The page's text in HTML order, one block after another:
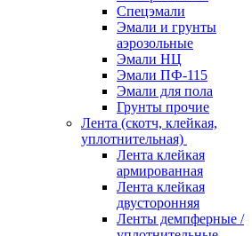
Спецэмали
Эмали и грунты
аэрозольные
Эмали НЦ
Эмали ПФ-115
Эмали для пола
Грунты прочие
Лента (скотч, клейкая,
уплотнительная)
Лента клейкая
армированная
Лента клейкая
двусторонняя
Ленты демпферные /